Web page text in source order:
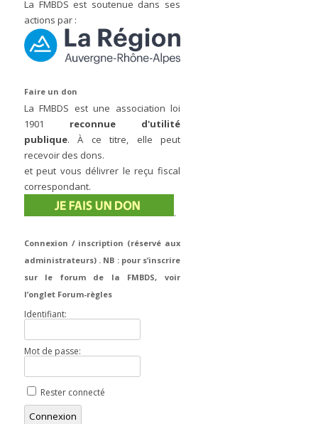
La FMBDS est soutenue dans ses
actions par :
Faire un don
La FMBDS est une association loi
1901 reconnue d'utilité
publique. À ce titre, elle peut
recevoir des dons.
et peut vous délivrer le reçu fiscal
correspondant.
.
Connexion / inscription (réservé aux
administrateurs) . NB : pour s’inscrire
sur le forum de la FMBDS, voir
l’onglet Forum-règles
Identifiant:
Mot de passe:
Rester connecté
Connexion